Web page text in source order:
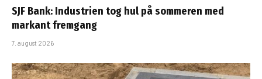
SJF Bank: Industrien tog hul på sommeren med
markant fremgang
7. august 2026